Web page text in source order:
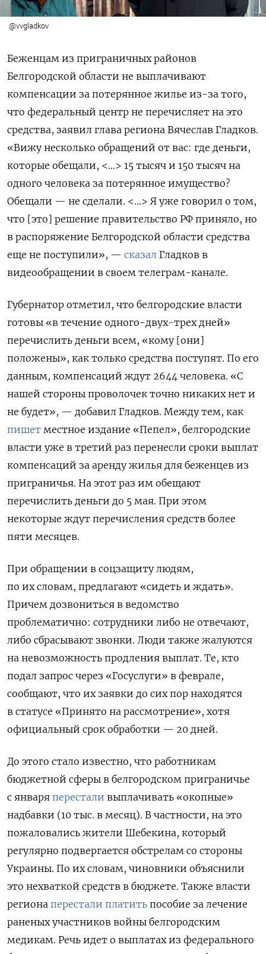
@vvgladkov
Беженцам из приграничных районов
Белгородской области не выплачивают
компенсации за потерянное жилье из-за того,
что федеральный центр не перечисляет на это
средства, заявил глава региона Вячеслав Гладков.
«Вижу несколько обращений от вас: где деньги,
которые обещали, <…> 15 тысяч и 150 тысяч на
одного человека за потерянное имущество?
Обещали — не сделали. <…> Я уже говорил о том,
что [это] решение правительство РФ приняло, но
в распоряжение Белгородской области средства
еще не поступили», — сказал Гладков в
видеообращении в своем телеграм-канале.
Губернатор отметил, что белгородские власти
готовы «в течение одного-двух-трех дней»
перечислить деньги всем, «кому [они]
положены», как только средства поступят. По его
данным, компенсаций ждут 2644 человека. «С
нашей стороны проволочек точно никаких нет и
не будет», — добавил Гладков. Между тем, как
пишет местное издание «Пепел», белгородские
власти уже в третий раз перенесли сроки выплат
компенсаций за аренду жилья для беженцев из
приграничья. На этот раз им обещают
перечислить деньги до 5 мая. При этом
некоторые ждут перечисления средств более
пяти месяцев.
При обращении в соцзащиту людям,
по их словам, предлагают «сидеть и ждать».
Причем дозвониться в ведомство
проблематично: сотрудники либо не отвечают,
либо сбрасывают звонки. Люди также жалуются
на невозможность продления выплат. Те, кто
подал запрос через «Госуслуги» в феврале,
сообщают, что их заявки до сих пор находятся
в статусе «Принято на рассмотрение», хотя
официальный срок обработки — 20 дней.
До этого стало известно, что работникам
бюджетной сферы в белгородском приграничье
с января перестали выплачивать «окопные»
надбавки (10 тыс. в месяц). В частности, на это
пожаловались жители Шебекина, который
регулярно подвергается обстрелам со стороны
Украины. По их словам, чиновники объяснили
это нехваткой средств в бюджете. Также власти
региона перестали платить пособие за лечение
раненых участников войны белгородским
медикам. Речь идет о выплатах из федерального